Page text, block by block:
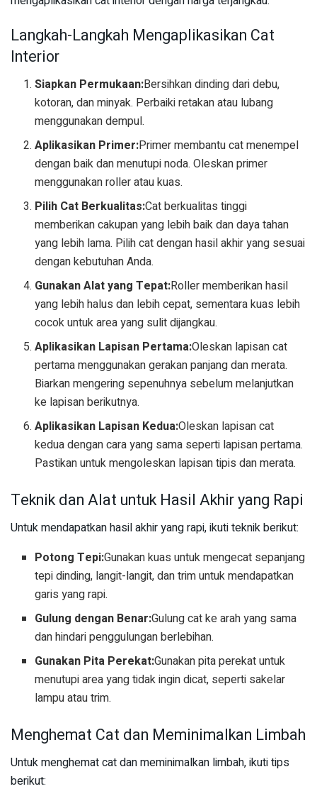
Langkah-Langkah Mengaplikasikan Cat
Interior
Siapkan Permukaan:Bersihkan dinding dari debu,
kotoran, dan minyak. Perbaiki retakan atau lubang
menggunakan dempul.
Aplikasikan Primer:Primer membantu cat menempel
dengan baik dan menutupi noda. Oleskan primer
menggunakan roller atau kuas.
Pilih Cat Berkualitas:Cat berkualitas tinggi
memberikan cakupan yang lebih baik dan daya tahan
yang lebih lama. Pilih cat dengan hasil akhir yang sesuai
dengan kebutuhan Anda.
Gunakan Alat yang Tepat:Roller memberikan hasil
yang lebih halus dan lebih cepat, sementara kuas lebih
cocok untuk area yang sulit dijangkau.
Aplikasikan Lapisan Pertama:Oleskan lapisan cat
pertama menggunakan gerakan panjang dan merata.
Biarkan mengering sepenuhnya sebelum melanjutkan
ke lapisan berikutnya.
Aplikasikan Lapisan Kedua:Oleskan lapisan cat
kedua dengan cara yang sama seperti lapisan pertama.
Pastikan untuk mengoleskan lapisan tipis dan merata.
Teknik dan Alat untuk Hasil Akhir yang Rapi
Untuk mendapatkan hasil akhir yang rapi, ikuti teknik berikut:
Potong Tepi:Gunakan kuas untuk mengecat sepanjang
tepi dinding, langit-langit, dan trim untuk mendapatkan
garis yang rapi.
Gulung dengan Benar:Gulung cat ke arah yang sama
dan hindari penggulungan berlebihan.
Gunakan Pita Perekat:Gunakan pita perekat untuk
menutupi area yang tidak ingin dicat, seperti sakelar
lampu atau trim.
Menghemat Cat dan Meminimalkan Limbah
Untuk menghemat cat dan meminimalkan limbah, ikuti tips
berikut: